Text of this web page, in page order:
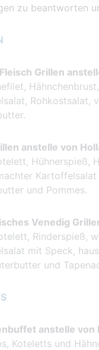
zu beantworten
Grillen
Rohkostsalat,
anstelle von
Hühnerspieß,
und Pommes.
Venedig
Rinderspieß,
mit Speck,
und
anstelle von
Koteletts und